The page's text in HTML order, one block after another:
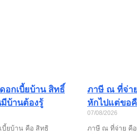
อกเบี้ยบ้าน สิทธิ์
บ้านต้องรู้
บี้ยบ้าน คือ สิทธิ
ภาษี ณ ที่จ่า
หักไปแต่ขอ
07/08/2026
ภาษี ณ ที่จ่าย คือ